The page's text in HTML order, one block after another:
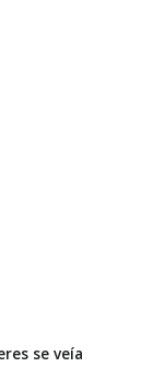
se veía